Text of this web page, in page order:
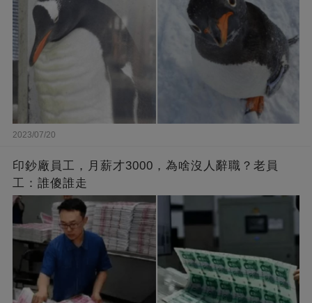
2023/07/20
印鈔廠員工，月薪才3000，為啥沒人辭職？老員
工：誰傻誰走